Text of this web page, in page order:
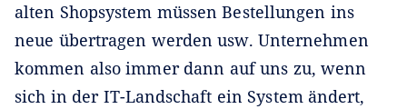
alten Shopsystem müssen Bestellungen ins
neue übertragen werden usw. Unternehmen
kommen also immer dann auf uns zu, wenn
sich in der IT-Landschaft ein System ändert,